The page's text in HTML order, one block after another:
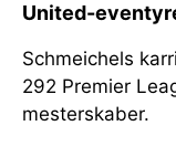
United-
Schmeichels
292 Premier
mesterskaber.